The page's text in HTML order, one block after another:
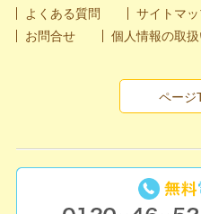
よくある質問
サイトマ
お問合せ
個人情報の取
ページ